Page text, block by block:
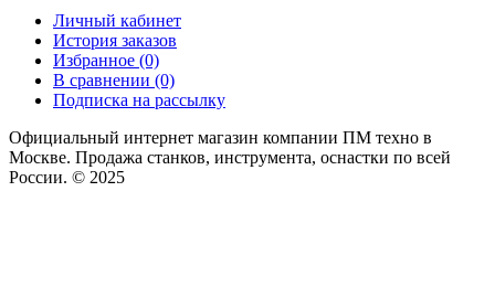
Личный кабинет
История заказов
Избранное (0)
В сравнении (0)
Подписка на рассылку
Официальный интернет магазин компании ПМ техно в
Москве. Продажа станков, инструмента, оснастки по всей
России. © 2025